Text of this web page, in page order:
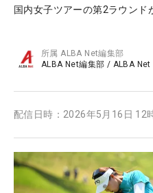
国内女子ツアーの第2ラウンド
所属ALBA Net編集部
ALBA Net編集部 / ALBA Net
配信日時： 2026年5月16日 12